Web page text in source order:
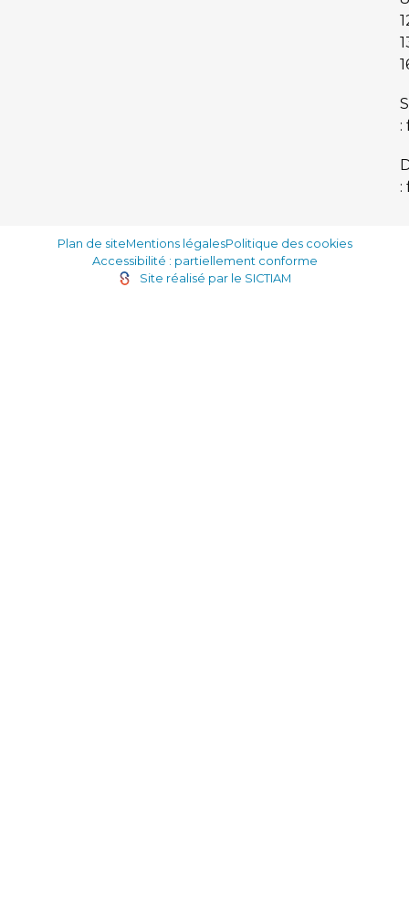
:
:
Plan de siteMentions légalesPolitique des cookies
Accessibilité : partiellement conforme
Site réalisé par le SICTIAM